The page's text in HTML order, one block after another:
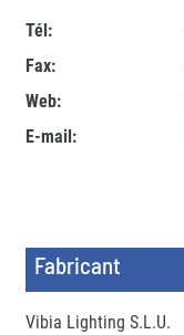
Tél:
Fax:
Web:
E-mail:
Fabricant
Vibia Lighting S.L.U.